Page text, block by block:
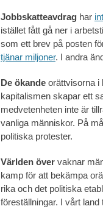
Jobbskatteavdrag har
istället fått gå ner i
som ett brev på posten
tjänar miljoner. I andra
De ökande orättvisorna i
kapitalismen skapar ett
medvetenheten inte är
vanliga människor. På
politiska protester.
Världen över vaknar
kamp för att bekämpa
rika och det politiska
föreställningar. I vårt